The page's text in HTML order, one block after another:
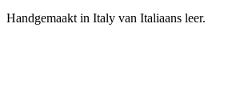
Handgemaakt in Italy van Italiaans leer.